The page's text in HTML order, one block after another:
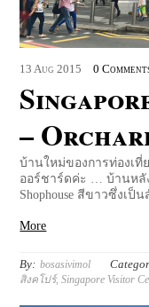
13 Aug 2015 0
–
บ้านใหม่ของการท่องเที่
ออร์ชาร์ดค่ะ … บ้านหลั
Shophouse สีขาวซึ่งเ
More
By: bosasivimol
สิงคโปร์,Singapore Visitor